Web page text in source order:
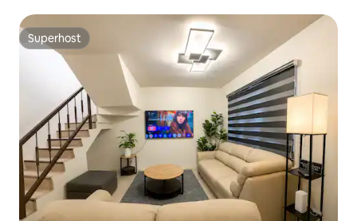
Superhost
Superhost